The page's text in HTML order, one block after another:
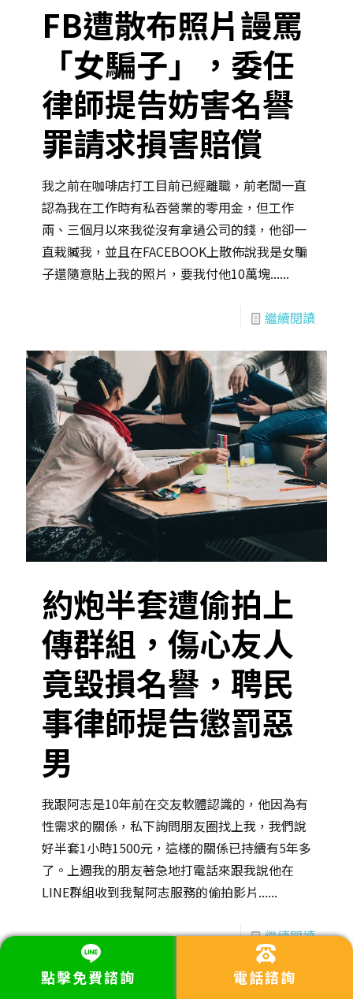
FB遭散布照片謾罵
「女騙子」，委任
律師提告妨害名譽
罪請求損害賠償
我之前在咖啡店打工目前已經離職，前老闆一直
認為我在工作時有私吞營業的零用金，但工作
兩、三個月以來我從沒有拿過公司的錢，他卻一
直栽贓我，並且在FACEBOOK上散佈說我是女騙
子還隨意貼上我的照片，要我付他10萬塊......
繼續閱讀
約炮半套遭偷拍上
傳群組，傷心友人
竟毀損名譽，聘民
事律師提告懲罰惡
男
我跟阿志是10年前在交友軟體認識的，他因為有
性需求的關係，私下詢問朋友圈找上我，我們說
好半套1小時1500元，這樣的關係已持續有5年多
了。上週我的朋友著急地打電話來跟我說他在
LINE群組收到我幫阿志服務的偷拍影片......
繼續閱讀
點擊免費諮詢 電話諮詢